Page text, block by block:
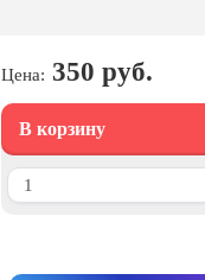
Цена: 350 руб.
В корзину